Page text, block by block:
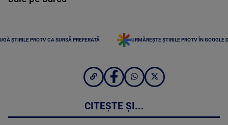
ȘTIRILE PROTV CA SURSĂ PREFERATĂ URMĂREȘTE ȘTIRILE PROTV ÎN GOOGLE
CITEȘTE ȘI...